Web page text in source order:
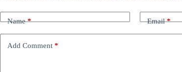
Name* Email*
Add Comment *